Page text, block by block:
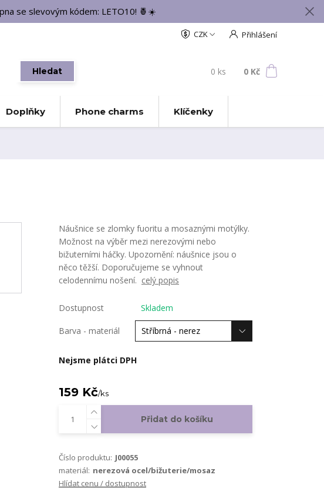
se slevovým kódem: LETO10! 🍍☀️
CZK Přihlášení
Hledat 0 ks 0 Kč
Doplňky Phone charms Klíčenky
Náušnice se zlomky fuoritu a mosaznými motýlky.
Možnost na výběr mezi nerezovými nebo
bižuterními háčky. Upozornění: náušnice jsou o
něco těžší. Doporučujeme se vyhnout
celodennímu nošení. celý popis
Dostupnost Skladem
Barva - materiál
Nejsme plátci DPH
159 Kč/ks
Přidat do košíku
Číslo produktu: J00055
materiál: nerezová ocel/bižuterie/mosaz
Hlídat cenu / dostupnost